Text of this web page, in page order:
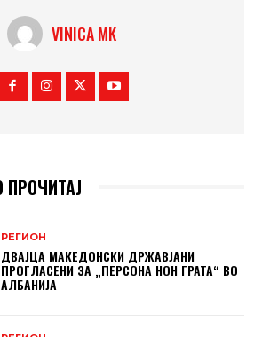
VINICA MK
РЕГИОН
ДВАЈЦА МАКЕДОНСКИ ДРЖАВЈАНИ
ПРОГЛАСЕНИ ЗА „ПЕРСОНА НОН ГРАТА“ ВО
АЛБАНИЈА